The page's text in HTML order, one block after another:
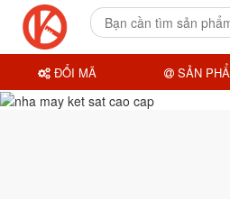
ĐỔI MÃ SẢN